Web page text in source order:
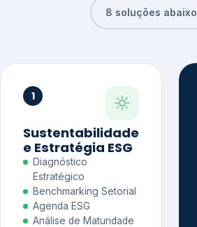
8 soluções abaixo
1
Sustentabilidade
e Estratégia ESG
Diagnóstico
Estratégico
Benchmarking Setorial
Agenda ESG
Análise de Maturidade